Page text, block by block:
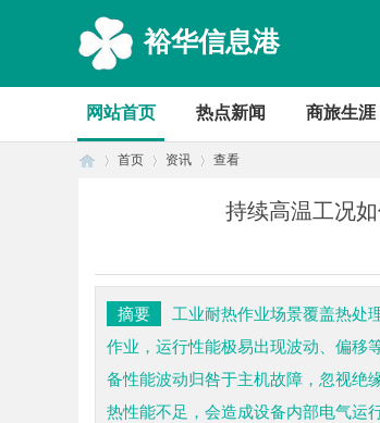
裕华信息港
网站首页 热点新闻 商旅生涯
首页 资讯 查看
持续高温工况
摘要
工业耐热作业场景覆盖热处
作业，运行性能极易出现波动、偏移
备性能波动归咎于主机故障，忽视绝
热性能不足，会造成设备内部电气运